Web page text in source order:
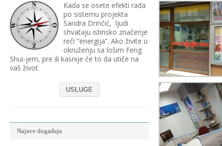
Kada se osete efekti rada
po sistemu projekta
Sandra Drinčić, ljudi
shvataju istinsko značenje
reči “energija”. Ako živite u
okruženju sa lošim Feng
Shui-jem, pre ili kasnije će to da utiče na
vaš život.
USLUGE
Najave događaja